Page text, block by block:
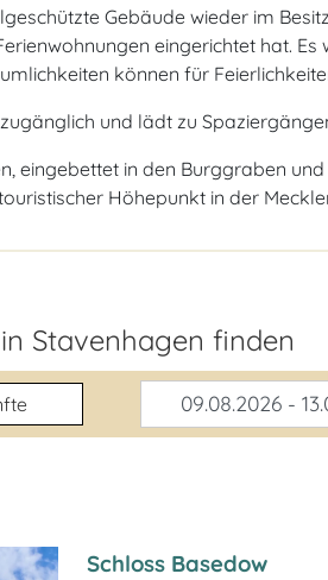
Gebäude wieder im
eingerichtet hat.
können für
und lädt zu
eingebettet in den Burggraben
Höhepunkt in der
Stavenhagen finden
09.08.2026 -
Schloss Basedow